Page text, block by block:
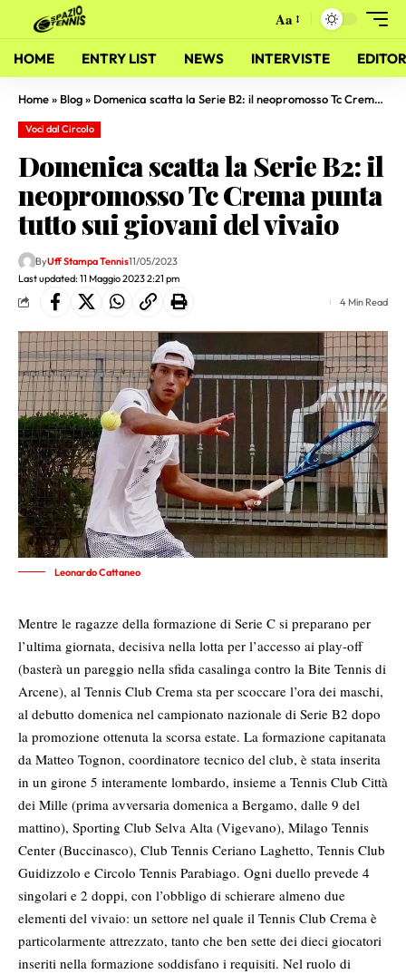
Aa
HOME ENTRY LIST NEWS INTERVISTE
Home» Blog» Domenica scatta la Serie B2: il neopromosso Tc Crema punta tutto sui giovani del vivaio
Voci dal Circolo
Domenica scatta la Serie B2: il
neopromosso Tc Crema punta
tutto sui giovani del vivaio
Last updated: 11 Maggio 2023 2:21 pm
ByUff Stampa Tennis11/05/2023
4 Min Read
Leonardo Cattaneo
Mentre le ragazze della formazione di Serie C si preparano per
l’ultima giornata, decisiva nella lotta per l’accesso ai play-off
(basterà un pareggio nella sfida casalinga contro la Bite Tennis di
Arcene), al Tennis Club Crema sta per scoccare l’ora dei maschi,
al debutto domenica nel campionato nazionale di Serie B2 dopo
la promozione ottenuta la scorsa estate. La formazione capitanata
da Matteo Tognon, coordinatore tecnico del club, è stata inserita
in un girone 5 interamente lombardo, insieme a Tennis Club Città
dei Mille (prima avversaria domenica a Bergamo, dalle 9 del
mattino), Sporting Club Selva Alta (Vigevano), Milago Tennis
Center (Buccinasco), Club Tennis Ceriano Laghetto, Tennis Club
Guidizzolo e Circolo Tennis Parabiago. Ogni duello prevede 4
singolari e 2 doppi, con l’obbligo di schierare almeno due
elementi del vivaio: un settore nel quale il Tennis Club Crema è
particolarmente attrezzato, tanto che ben sette dei dieci giocatori
inseriti nella formazione soddisfano i requisiti. Nel ruolo di